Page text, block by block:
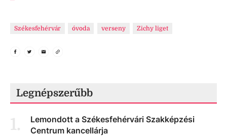
Székesfehérvár óvoda verseny Zichy liget
Legnépszerűbb
1.
Lemondott a Székesfehérvári Szakképzési
Centrum kancellárja